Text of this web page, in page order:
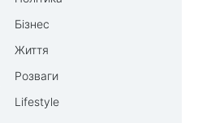
Бізнес
Життя
Розваги
Lifestyle